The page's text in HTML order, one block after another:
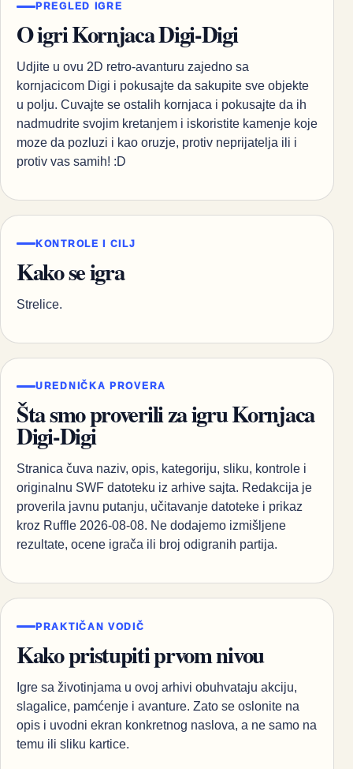
PREGLED IGRE
O igri Kornjaca Digi-Digi
Udjite u ovu 2D retro-avanturu zajedno sa
kornjacicom Digi i pokusajte da sakupite sve objekte
u polju. Cuvajte se ostalih kornjaca i pokusajte da ih
nadmudrite svojim kretanjem i iskoristite kamenje koje
moze da pozluzi i kao oruzje, protiv neprijatelja ili i
protiv vas samih! :D
KONTROLE I CILJ
Kako se igra
Strelice.
UREDNIČKA PROVERA
Šta smo proverili za igru Kornjaca
Digi-Digi
Stranica čuva naziv, opis, kategoriju, sliku, kontrole i
originalnu SWF datoteku iz arhive sajta. Redakcija je
proverila javnu putanju, učitavanje datoteke i prikaz
kroz Ruffle 2026-08-08. Ne dodajemo izmišljene
rezultate, ocene igrača ili broj odigranih partija.
PRAKTIČAN VODIČ
Kako pristupiti prvom nivou
Igre sa životinjama u ovoj arhivi obuhvataju akciju,
slagalice, pamćenje i avanture. Zato se oslonite na
opis i uvodni ekran konkretnog naslova, a ne samo na
temu ili sliku kartice.